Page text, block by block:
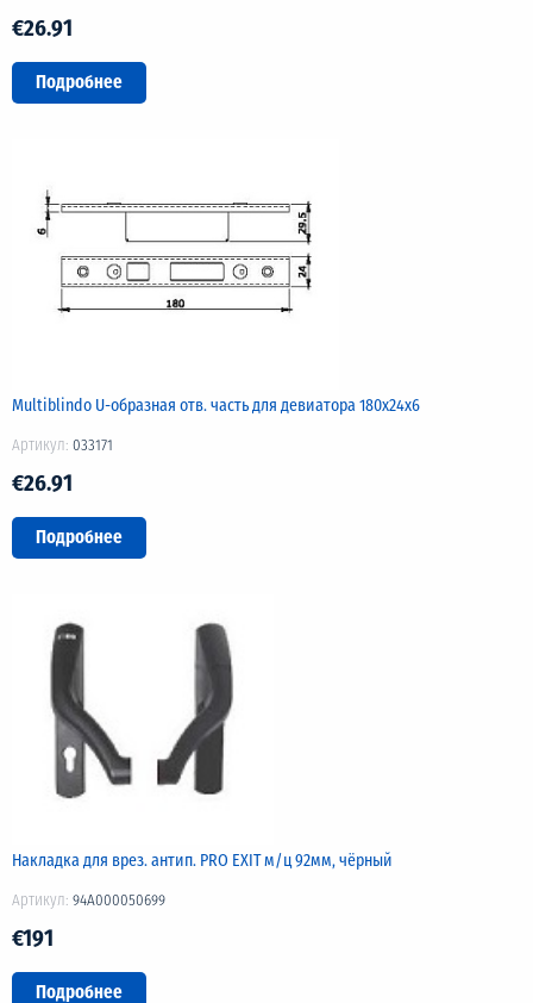
€26.91
Подробнее
Multiblindo U-образная отв. часть для девиатора 180х24х6
Артикул: 033171
€26.91
Подробнее
Накладка для врез. антип. PRO EXIT м/ц 92мм, чёрный
Артикул: 94A000050699
€191
Подробнее